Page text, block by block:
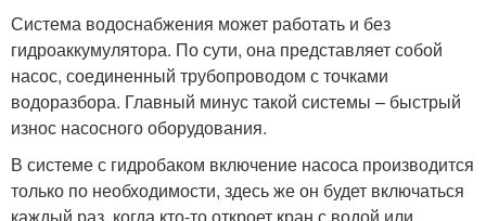
Система водоснабжения может работать и без
гидроаккумулятора. По сути, она представляет собой
насос, соединенный трубопроводом с точками
водоразбора. Главный минус такой системы – быстрый
износ насосного оборудования.
В системе с гидробаком включение насоса производится
только по необходимости, здесь же он будет включаться